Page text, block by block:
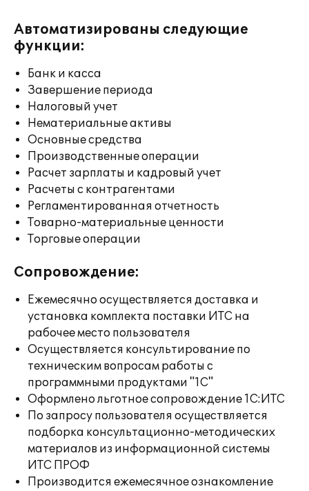
Автоматизированы следующие
функции:
Банк и касса
Завершение периода
Налоговый учет
Нематериальные активы
Основные средства
Производственные операции
Расчет зарплаты и кадровый учет
Расчеты с контрагентами
Регламентированная отчетность
Товарно-материальные ценности
Торговые операции
Сопровождение:
Ежемесячно осуществляется доставка и
установка комплекта поставки ИТС на
рабочее место пользователя
Осуществляется консультирование по
техническим вопросам работы с
программными продуктами "1С"
Оформлено льготное сопровождение 1С:ИТС
По запросу пользователя осуществляется
подборка консультационно-методических
материалов из информационной системы
ИТС ПРОФ
Производится ежемесячное ознакомление